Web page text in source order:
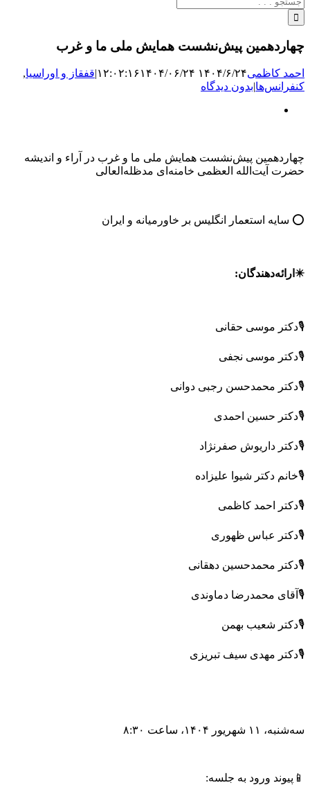
برای:
چهاردهمین پیش‌نشست همایش ملی ما و غرب
احمد کاظمی۱۴۰۴/۶/۲۴ ۱۲:۰۲:۱۶ ۱۴۰۴/۰۶/۲۴ |قفقاز و اوراسیا,
کنفرانس‌ها|بدون دیدگاه
چهاردهمین پیش‌نشست همایش ملی ما و غرب در آراء و اندیشه
حضرت آیت‌الله العظمی خامنه‌ای مدظله‌العالی
⭕ سایه استعمار انگلیس بر خاورمیانه و ایران
✴️ارائه‌دهندگان:
🎙دکتر موسی حقانی
🎙دکتر موسی نجفی
🎙دکتر محمدحسن رجبی دوانی
🎙دکتر حسین احمدی
🎙دکتر داریوش صفرنژاد
🎙خانم دکتر شیوا علیزاده
🎙دکتر احمد کاظمی
🎙دکتر عباس ظهوری
🎙دکتر محمدحسین دهقانی
🎙آقای محمدرضا دماوندی
🎙دکتر شعیب بهمن
🎙دکتر مهدی سیف تبریزی
سه‌شنبه، ۱۱ شهریور ۱۴۰۴، ساعت ۸:۳۰
📱پیوند ورود به جلسه: